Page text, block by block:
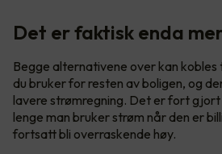
Det er faktisk enda
Begge alternativene over kan kobles
du bruker for resten av boligen, og
lavere strømregning. Det er fort
lenge man bruker strøm når den er
fortsatt bli overraskende høy.